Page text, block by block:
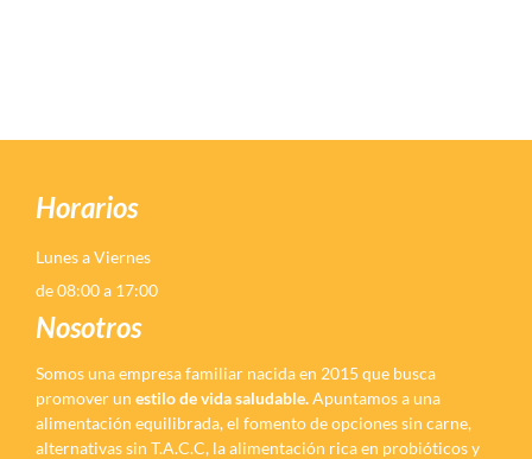
Horarios
Lunes a Viernes
de 08:00 a 17:00
Nosotros
Somos una empresa familiar nacida en 2015 que busca
promover un estilo de vida saludable.Apuntamos a una
alimentación equilibrada, el fomento de opciones sin carne,
alternativas sin T.A.C.C, la alimentación rica en probióticos y